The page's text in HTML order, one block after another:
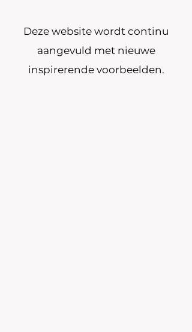
Deze website wordt continu
aangevuld met nieuwe
inspirerende voorbeelden.